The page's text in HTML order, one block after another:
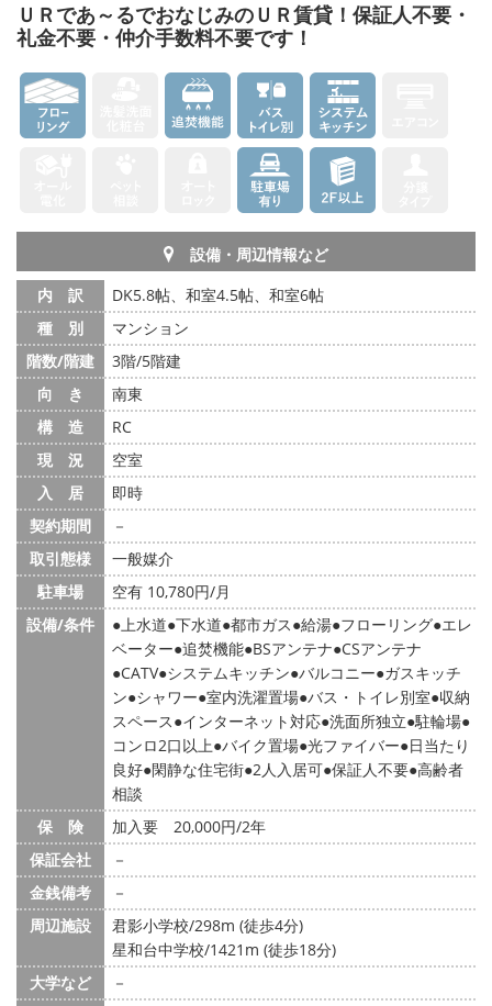
ＵＲであ～るでおなじみのＵＲ賃貸！保証人不要・
礼金不要・仲介手数料不要です！
設備・周辺情報など
内 訳
DK5.8帖、和室4.5帖、和室6帖
種 別
マンション
階数/階建
3階/5階建
向 き
南東
構 造
RC
現 況
空室
入 居
即時
契約期間
－
取引態様
一般媒介
駐車場
空有 10,780円/月
設備/条件
上水道 下水道 都市ガス 給湯 フローリング エレ
ベーター 追焚機能 BSアンテナ CSアンテナ
CATV システムキッチン バルコニー ガスキッチ
ン シャワー 室内洗濯置場 バス・トイレ別室 収納
スペース インターネット対応 洗面所独立 駐輪場
コンロ2口以上 バイク置場 光ファイバー 日当たり
良好 閑静な住宅街 2人入居可 保証人不要 高齢者
相談
保 険
加入要 20,000円/2年
保証会社
－
金銭備考
－
周辺施設
君影小学校/298m (徒歩4分)
星和台中学校/1421m (徒歩18分)
大学など
－